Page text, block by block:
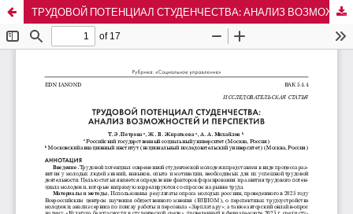
ТРУДОВОЙ ПОТЕНЦИАЛ СТУДЕНЧЕСТВА: АНАЛИЗ ВОЗМОЖНОСТЕЙ И ПЕРСПЕКТИВ